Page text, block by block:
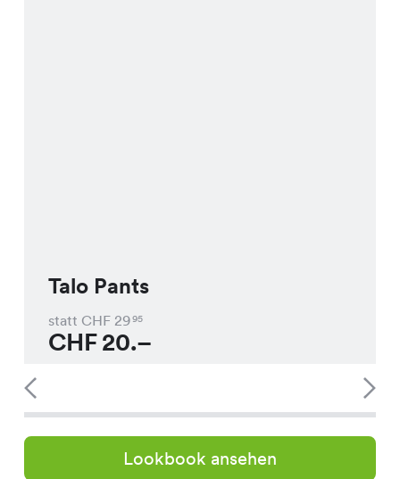
Talo Pants
statt CHF 2995
CHF20.–
Lookbook ansehen